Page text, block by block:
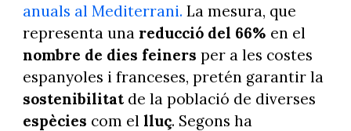
anuals al Mediterrani. La mesura, que
representa una reducció del 66% en el
nombre de dies feiners per a les costes
espanyoles i franceses, pretén garantir la
sostenibilitatde la població de diverses
espècies com el lluç. Segons ha